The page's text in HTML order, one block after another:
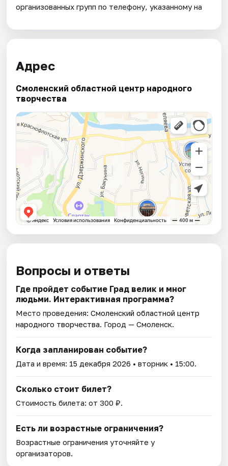
организованных групп по телефону, указанному на
Адрес
Смоленский областной центр народного
творчества
Вопросы и ответы
Где пройдет событие Град велик и мног
людьми. Интерактивная программа?
Место проведения:Смоленский областной центр
народного творчества. Город — Смоленск.
Когда запланирован событие?
Дата и время: 15 декабря 2026 • вторник • 15:00.
Сколько стоит билет?
Стоимость билета: от 300 ₽.
Есть ли возрастные ограничения?
Возрастные ограничения уточняйте у
организаторов.